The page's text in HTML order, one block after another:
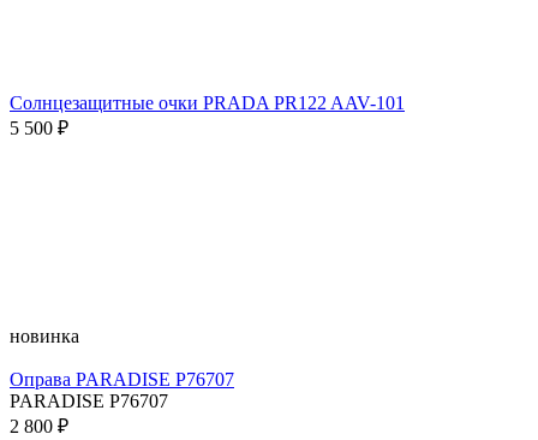
Солнцезащитные очки PRADA PR122 AAV-101
5 500 ₽
новинка
Оправа PARADISE P76707
PARADISE P76707
2 800 ₽